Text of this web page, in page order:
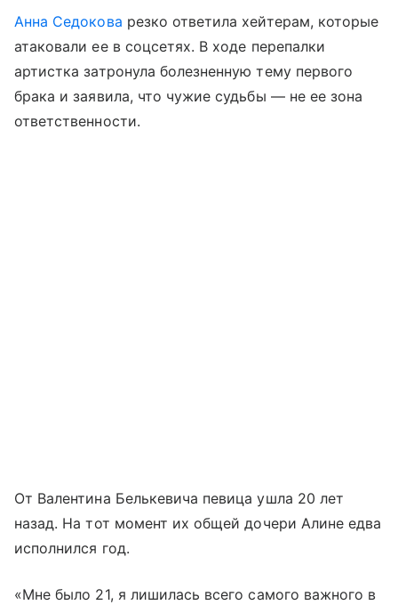
Анна Седокова резко ответила хейтерам, которые
атаковали ее в соцсетях. В ходе перепалки
артистка затронула болезненную тему первого
брака и заявила, что чужие судьбы — не ее зона
ответственности.
От Валентина Белькевича певица ушла 20 лет
назад. На тот момент их общей дочери Алине едва
исполнился год.
«Мне было 21, я лишилась всего самого важного в